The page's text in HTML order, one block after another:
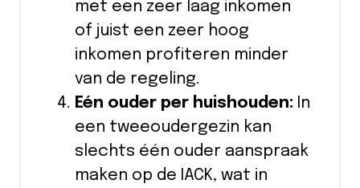
met een zeer laag inkomen
of juist een zeer hoog
inkomen profiteren minder
van de regeling.
Eén ouder per huishouden: In
een tweeoudergezin kan
slechts één ouder aanspraak
maken op de IACK, wat in